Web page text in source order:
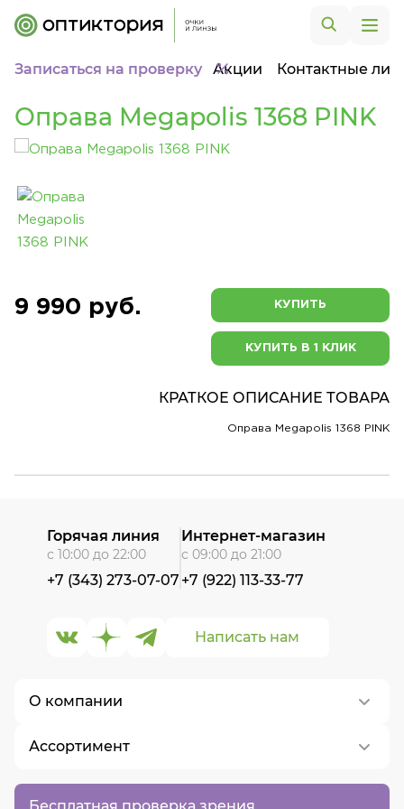
Записаться на проверку Акции Контактные
Оправа Megapolis 1368 PINK
9 990 руб. КУПИТЬ
КУПИТЬ В 1 КЛИК
КРАТКОЕ ОПИСАНИЕ ТОВАРА
Оправа Megapolis 1368 PINK
Бесплатная проверка зрения
О компании
О нас
Контакты
Ассортимент
Написать нам
Горячая линия
с 10:00 до 22:00
+7 (343) 273-07-07
Интернет-магазин
с 09:00 до 21:00
+7 (922) 113-33-77